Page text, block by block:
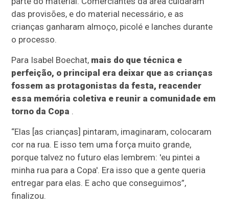
das provisões, e do material necessário, e as
crianças ganharam almoço, picolé e lanches durante
o processo.
Para Isabel Boechat, mais do que técnica e
perfeição, o principal era deixar que as crianças
fossem as protagonistas da festa, reacender
essa memória coletiva e reunir a comunidade em
torno da Copa .
“Elas [as crianças] pintaram, imaginaram, colocaram
cor na rua. E isso tem uma força muito grande,
porque talvez no futuro elas lembrem: 'eu pintei a
minha rua para a Copa'. Era isso que a gente queria
entregar para elas. E acho que conseguimos”,
finalizou.